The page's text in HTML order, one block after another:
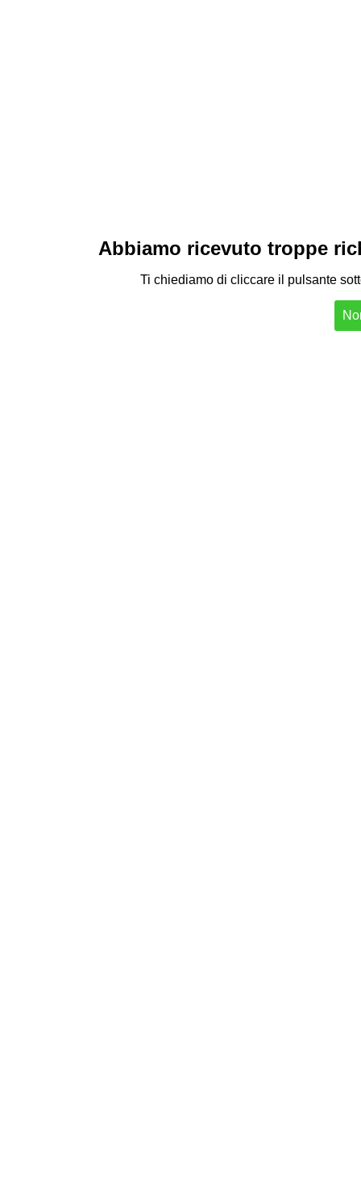
Abbiamo ricevuto troppe
Ti chiediamo di cliccare il pulsante